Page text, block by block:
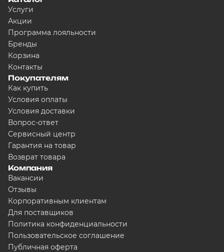
Услуги
Акции
Программа лояльности
Бренды
Корзина
Контакты
Покупателям
Как купить
Условия оплаты
Условия доставки
Вопрос-ответ
Сервисный центр
Гарантия на товар
Возврат товара
Компания
Вакансии
Отзывы
Корпоративным клиентам
Для поставщиков
Политика конфиденциальности
Пользовательское соглашение
Публичная оферта